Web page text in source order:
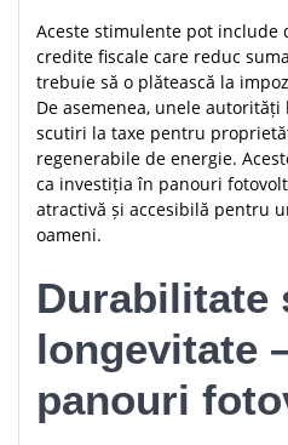
Aceste stimulente pot include
credite fiscale care reduc
trebuie să o plătească la
De asemenea, unele
scutiri la taxe pentru
regenerabile de energie.
ca investiția în panouri
atractivă și accesibilă pentru
oameni.
Durabilitate
longevitate
panouri